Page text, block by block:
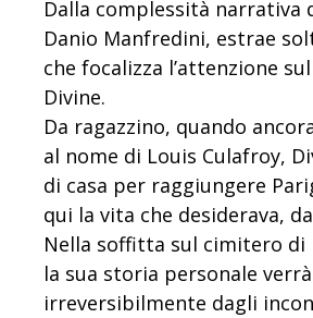
Dalla complessità narrativa
Danio Manfredini, estrae
che focalizza l’attenzione
Divine.
Da ragazzino, quando
al nome di Louis Culafroy,
di casa per raggiungere
qui la vita che desiderava,
Nella soffitta sul cimitero
la sua storia personale
irreversibilmente dagli